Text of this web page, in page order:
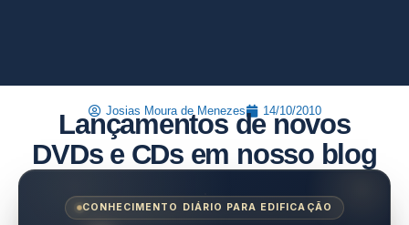
Josias Moura de Menezes 14/10/2010
Lançamentos de novos
DVDs e CDs em nosso blog
CONHECIMENTO DIÁRIO PARA EDIFICAÇÃO